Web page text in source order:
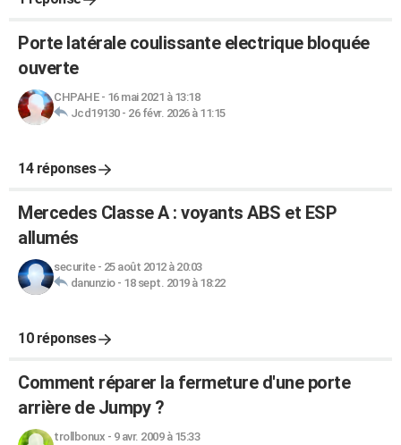
Porte latérale coulissante electrique bloquée
ouverte
CHPAHE- 16 mai 2021 à 13:18
Jcd19130- 26 févr. 2026 à 11:15
14 réponses
Mercedes Classe A : voyants ABS et ESP
allumés
securite- 25 août 2012 à 20:03
danunzio- 18 sept. 2019 à 18:22
10 réponses
Comment réparer la fermeture d'une porte
arrière de Jumpy ?
trollbonux - 9 avr. 2009 à 15:33